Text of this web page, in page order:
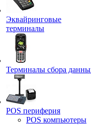
Эквайринговые
терминалы
Терминалы сбора
POS периферия
POS компьютеры